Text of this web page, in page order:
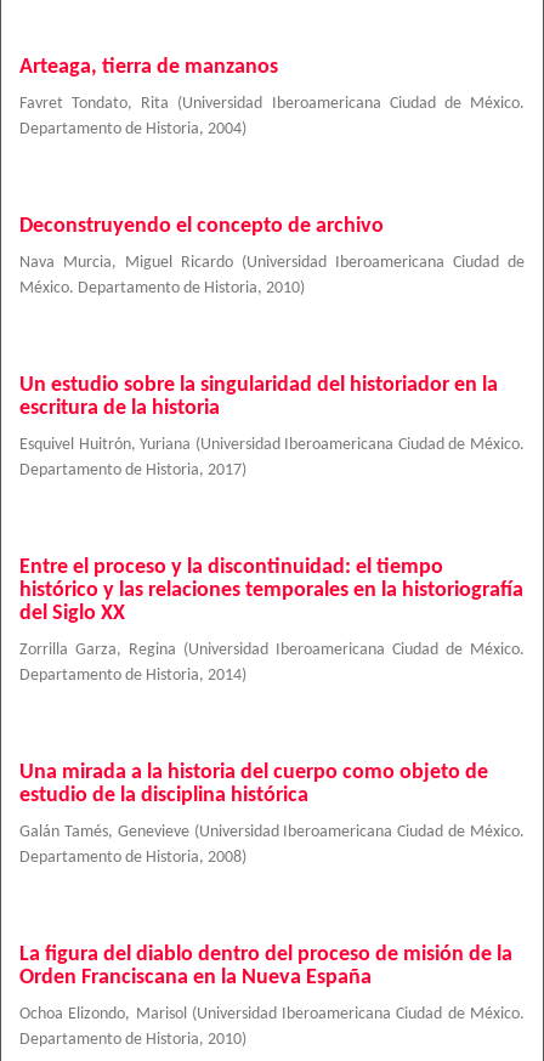
Arteaga, tierra de manzanos
Favret Tondato, Rita (Universidad Iberoamericana Ciudad de México.
Departamento de Historia, 2004)
Deconstruyendo el concepto de archivo
Nava Murcia, Miguel Ricardo (Universidad Iberoamericana Ciudad de
México. Departamento de Historia, 2010)
Un estudio sobre la singularidad del historiador en la
escritura de la historia
Esquivel Huitrón, Yuriana (Universidad Iberoamericana Ciudad de México.
Departamento de Historia, 2017)
Entre el proceso y la discontinuidad: el tiempo
histórico y las relaciones temporales en la historiografía
del Siglo XX
Zorrilla Garza, Regina (Universidad Iberoamericana Ciudad de México.
Departamento de Historia, 2014)
Una mirada a la historia del cuerpo como objeto de
estudio de la disciplina histórica
Galán Tamés, Genevieve (Universidad Iberoamericana Ciudad de México.
Departamento de Historia, 2008)
La figura del diablo dentro del proceso de misión de la
Orden Franciscana en la Nueva España
Ochoa Elizondo, Marisol (Universidad Iberoamericana Ciudad de México.
Departamento de Historia, 2010)